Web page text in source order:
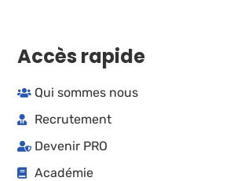
Accès rapide
Qui sommes nous
Recrutement
Devenir PRO
Académie